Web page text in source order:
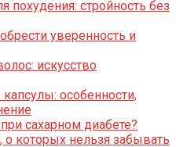
похудения: стройность без
уверенность и
искусство
особенности,
сахарном диабете?
о которых нельзя забывать